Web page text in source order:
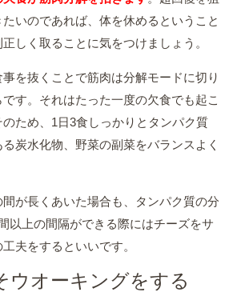
いのであれば、体を休めるということ
しく取ることに気をつけましょう。
を抜くことで筋肉は分解モードに切り
す。それはたった一度の欠食でも起こ
ため、1日3食しっかりとタンパク質
炭水化物、野菜の副菜をバランスよく
が長くあいた場合も、タンパク質の分
以上の間隔ができる際にはチーズをサ
夫をするといいです。
ウオーキングをする